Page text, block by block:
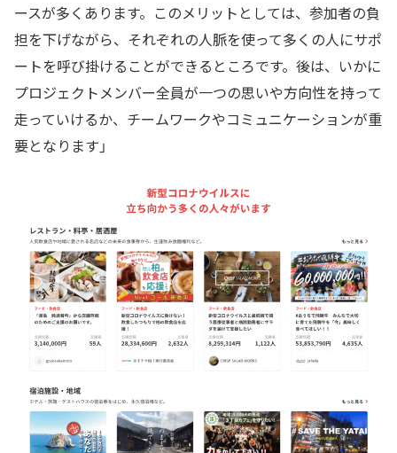
ースが多くあります。このメリットとしては、参加者の負
担を下げながら、それぞれの人脈を使って多くの人にサポ
ートを呼び掛けることができるところです。後は、いかに
プロジェクトメンバー全員が一つの思いや方向性を持って
走っていけるか、チームワークやコミュニケーションが重
要となります」